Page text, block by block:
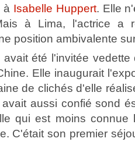
à Isabelle Huppert. Elle
à Lima, l'actrice a
position ambivalente
été l'invitée
Elle inaugurait
de clichés d'elle
aussi confié sond
qui est moins connue
C'était son premier